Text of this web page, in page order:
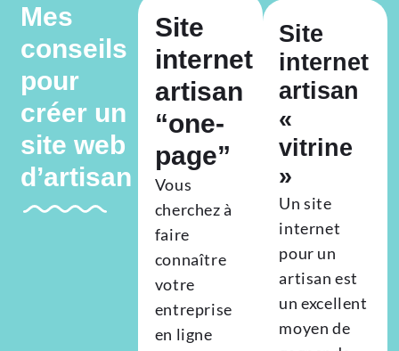
Mes
conseils
pour
créer un
site web
d’artisan
Site
internet
artisan
“one-
page”
Vous
cherchez à
faire
connaître
votre
entreprise
en ligne
Site
internet
artisan
«
vitrine
»
Un site
internet
pour un
artisan est
un excellent
moyen de